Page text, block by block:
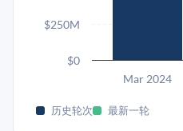
Mar 2024
$0
$250M
历史轮次 最新一轮